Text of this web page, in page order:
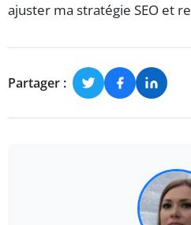
ajuster ma stratégie SEO et
Partager :